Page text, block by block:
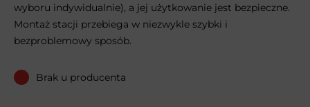
wyboru indywidualnie), a jej użytkowanie jest bezpieczne.
Montaż stacji przebiega w niezwykle szybki i
bezproblemowy sposób.
Brak u producenta